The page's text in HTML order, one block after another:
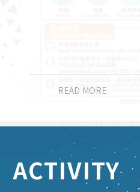
READ MORE
READ MORE
READ MORE
READ MORE
READ MORE
READ MORE
READ MORE
READ MORE
READ MORE
ACTIVITY